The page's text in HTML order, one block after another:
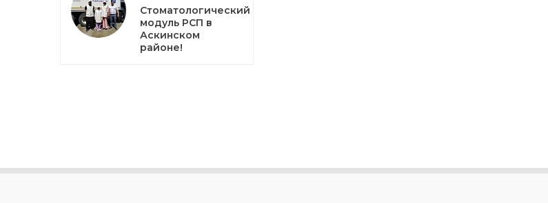
Стоматологический
модуль РСП в
Аскинском
районе!